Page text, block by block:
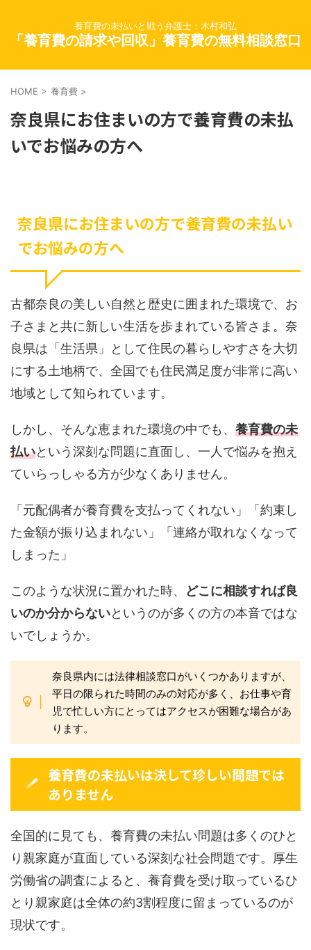
養育費の未払いと戦う弁護士：木村和弘
「養育費の請求や回収」養育費の無料相談窓口
HOME > 養育費 >
奈良県にお住まいの方で養育費の未払
いでお悩みの方へ
奈良県にお住まいの方で養育費の未払い
でお悩みの方へ
古都奈良の美しい自然と歴史に囲まれた環境で、お
子さまと共に新しい生活を歩まれている皆さま。奈
良県は「生活県」として住民の暮らしやすさを大切
にする土地柄で、全国でも住民満足度が非常に高い
地域として知られています。
しかし、そんな恵まれた環境の中でも、 養育費の未
払いという深刻な問題に直面し、一人で悩みを抱え
ていらっしゃる方が少なくありません。
「元配偶者が養育費を支払ってくれない」「約束し
た金額が振り込まれない」「連絡が取れなくなって
しまった」
このような状況に置かれた時、
どこに相談すれば良
いのか分からないというのが多くの方の本音ではな
いでしょうか。
奈良県内には法律相談窓口がいくつかありますが、
平日の限られた時間のみの対応が多く、お仕事や育
児で忙しい方にとってはアクセスが困難な場合があ
ります。
養育費の未払いは決して珍しい問題では
ありません
全国的に見ても、養育費の未払い問題は多くのひと
り親家庭が直面している深刻な社会問題です。厚生
労働省の調査によると、養育費を受け取っているひ
とり親家庭は全体の約3割程度に留まっているのが
現状です。